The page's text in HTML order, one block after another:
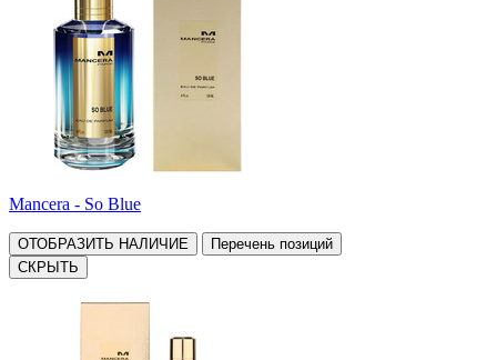
Mancera - So Blue
ОТОБРАЗИТЬ НАЛИЧИЕ
Перечень позиций
СКРЫТЬ